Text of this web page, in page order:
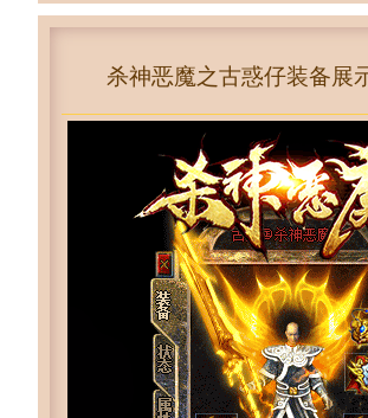
杀神恶魔之古惑仔装备展